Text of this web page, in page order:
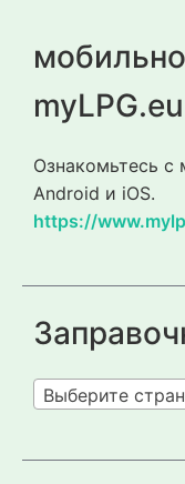
myLPG.eu
Ознакомьтесь
Android и iOS.
https://
Выберите